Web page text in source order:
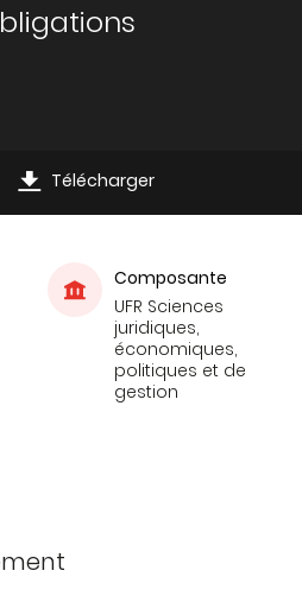
Télécharger
Composante
UFR Sciences
juridiques,
économiques,
politiques et de
gestion